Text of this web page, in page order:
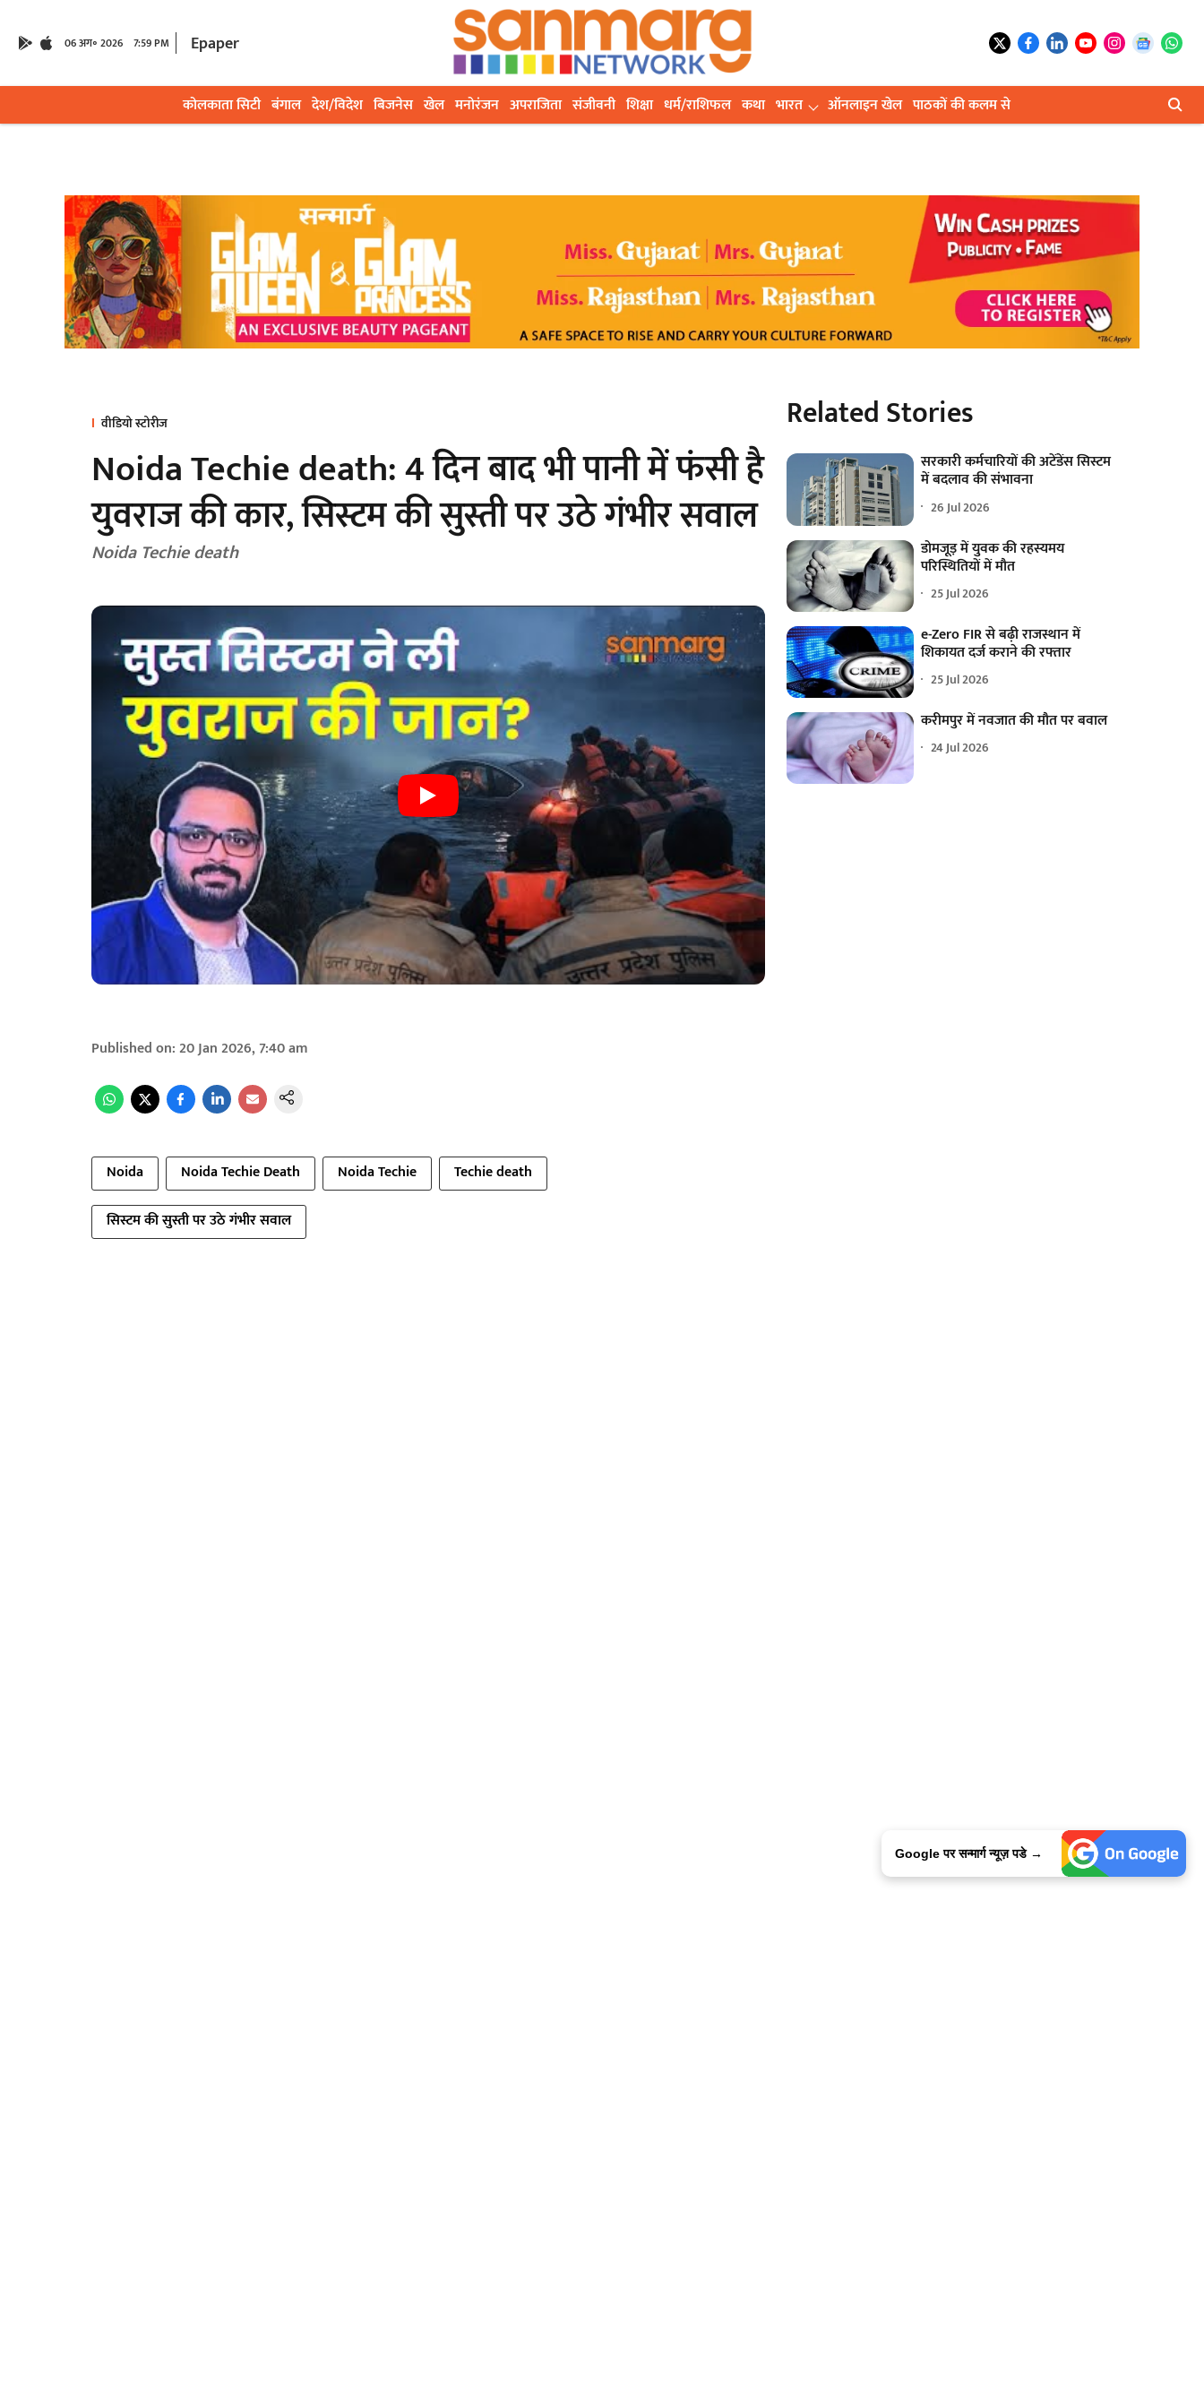
06 अग॰ 2026 7:59 PM Epaper
कोलकाता सिटी बंगाल देश/विदेश बिजनेस खेल मनोरंजन अपराजिता संजीवनी शिक्षा धर्म/राशिफल कथा भारत ऑनलाइन खेल पाठकों की कलम से
वीडियो स्टोरीज
Noida Techie death: 4 दिन बाद भी पानी में फंसी है
युवराज की कार, सिस्टम की सुस्ती पर उठे गंभीर सवाल
Noida Techie death
Published on:20 Jan 2026, 7:40 am
Noida Noida Techie Death Noida Techie
Techie death
सिस्टम की सुस्ती पर उठे गंभीर सवाल
Related Stories
सरकारी कर्मचारियों की अटेंडेंस सिस्टम
में बदलाव की संभावना
26 Jul 2026
डोमजूड़ में युवक की रहस्यमय
परिस्थितियों में मौत
25 Jul 2026
e-Zero FIR से बढ़ी राजस्थान में
शिकायत दर्ज कराने की रफ्तार
25 Jul 2026
करीमपुर में नवजात की मौत पर बवाल
24 Jul 2026
Google पर सन्मार्ग न्यूज़ पडे →